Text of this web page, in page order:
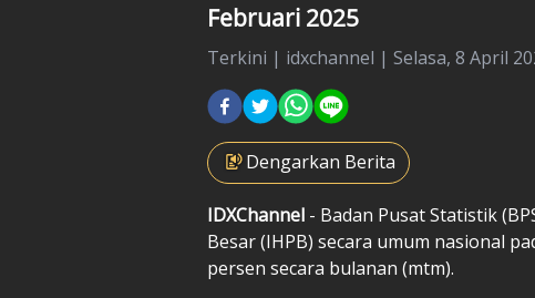
Februari 2025
Terkini | idxchannel | Selasa, 8 April
Dengarkan Berita
IDXChannel - Badan Pusat Statistik
Besar (IHPB) secara umum nasional
persen secara bulanan (mtm).